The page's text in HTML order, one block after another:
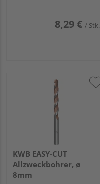
8,29 € / Stk.
KWB EASY-CUT
Allzweckbohrer, ø
8mm